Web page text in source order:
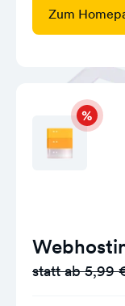
Zum
statt ab 5,99